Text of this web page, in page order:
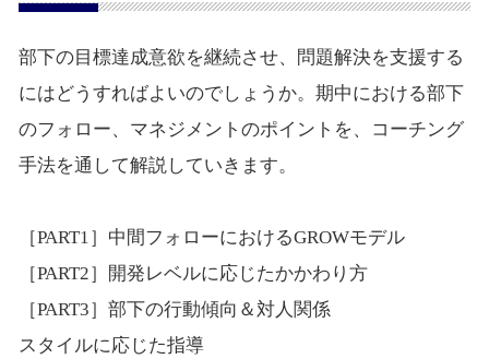
部下の目標達成意欲を継続させ、問題解決を支援する
にはどうすればよいのでしょうか。期中における部下
のフォロー、マネジメントのポイントを、コーチング
手法を通して解説していきます。
［PART1］中間フォローにおけるGROWモデル
［PART2］開発レベルに応じたかかわり方
［PART3］部下の行動傾向＆対人関係
スタイルに応じた指導